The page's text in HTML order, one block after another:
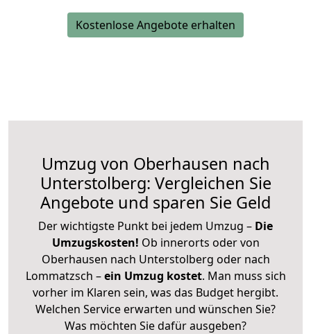
Kostenlose Angebote erhalten
Umzug von Oberhausen nach
Unterstolberg: Vergleichen Sie
Angebote und sparen Sie Geld
Der wichtigste Punkt bei jedem Umzug – Die
Umzugskosten! Ob innerorts oder von
Oberhausen nach Unterstolberg oder nach
Lommatzsch –ein Umzug kostet. Man muss sich
vorher im Klaren sein, was das Budget hergibt.
Welchen Service erwarten und wünschen Sie?
Was möchten Sie dafür ausgeben?